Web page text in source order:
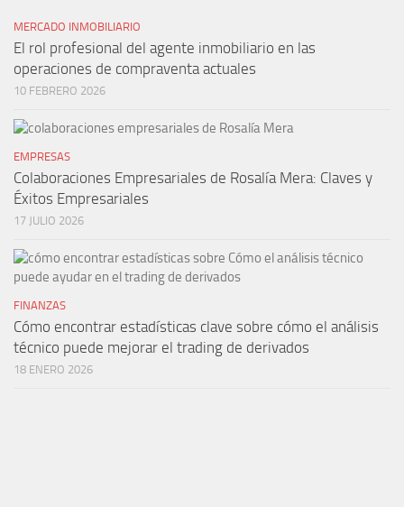
MERCADO INMOBILIARIO
El rol profesional del agente inmobiliario en las
operaciones de compraventa actuales
10 FEBRERO 2026
EMPRESAS
Colaboraciones Empresariales de Rosalía Mera: Claves y
Éxitos Empresariales
17 JULIO 2026
FINANZAS
Cómo encontrar estadísticas clave sobre cómo el análisis
técnico puede mejorar el trading de derivados
18 ENERO 2026